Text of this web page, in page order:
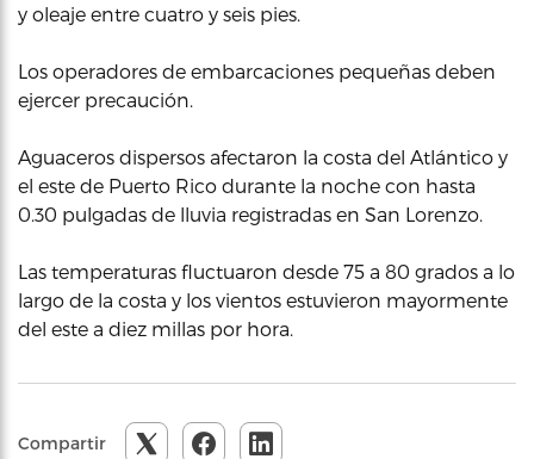
y oleaje entre cuatro y seis pies.
Los operadores de embarcaciones pequeñas deben
ejercer precaución.
Aguaceros dispersos afectaron la costa del Atlántico y
el este de Puerto Rico durante la noche con hasta
0.30 pulgadas de lluvia registradas en San Lorenzo.
Las temperaturas fluctuaron desde 75 a 80 grados a lo
largo de la costa y los vientos estuvieron mayormente
del este a diez millas por hora.
Compartir